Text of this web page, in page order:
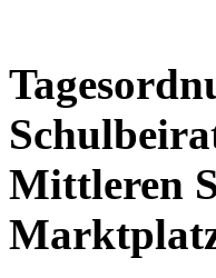
Mittleren